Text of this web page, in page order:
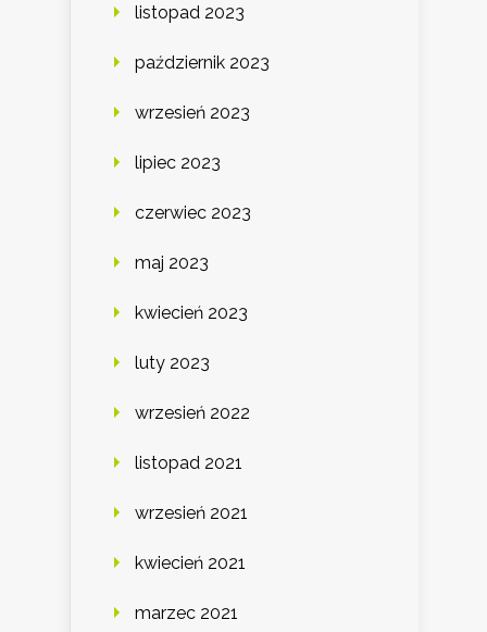
listopad 2023
październik 2023
wrzesień 2023
lipiec 2023
czerwiec 2023
maj 2023
kwiecień 2023
luty 2023
wrzesień 2022
listopad 2021
wrzesień 2021
kwiecień 2021
marzec 2021